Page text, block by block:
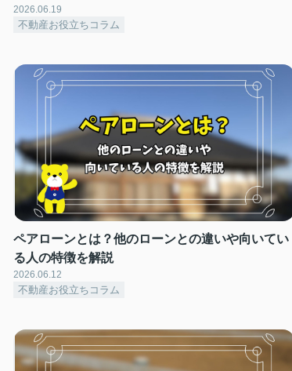
2026.06.19
不動産お役立ちコラム
ペアローンとは？他のローンとの違いや向いてい
る人の特徴を解説
2026.06.12
不動産お役立ちコラム